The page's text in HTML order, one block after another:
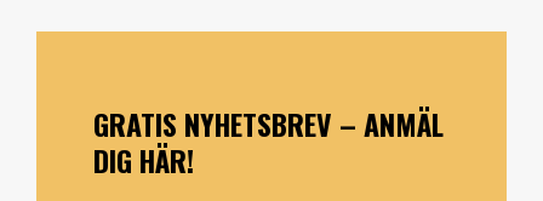
GRATIS NYHETSBREV – ANMÄL
DIG HÄR!